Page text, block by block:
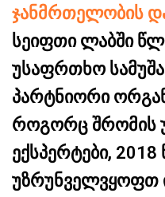
ჯანმრთელობის
სეიფთი ლაბში
უსაფრთხო
პარტნიორი
როგორც შრომის
ექსპერტები,
უზრუნველვყოფთ